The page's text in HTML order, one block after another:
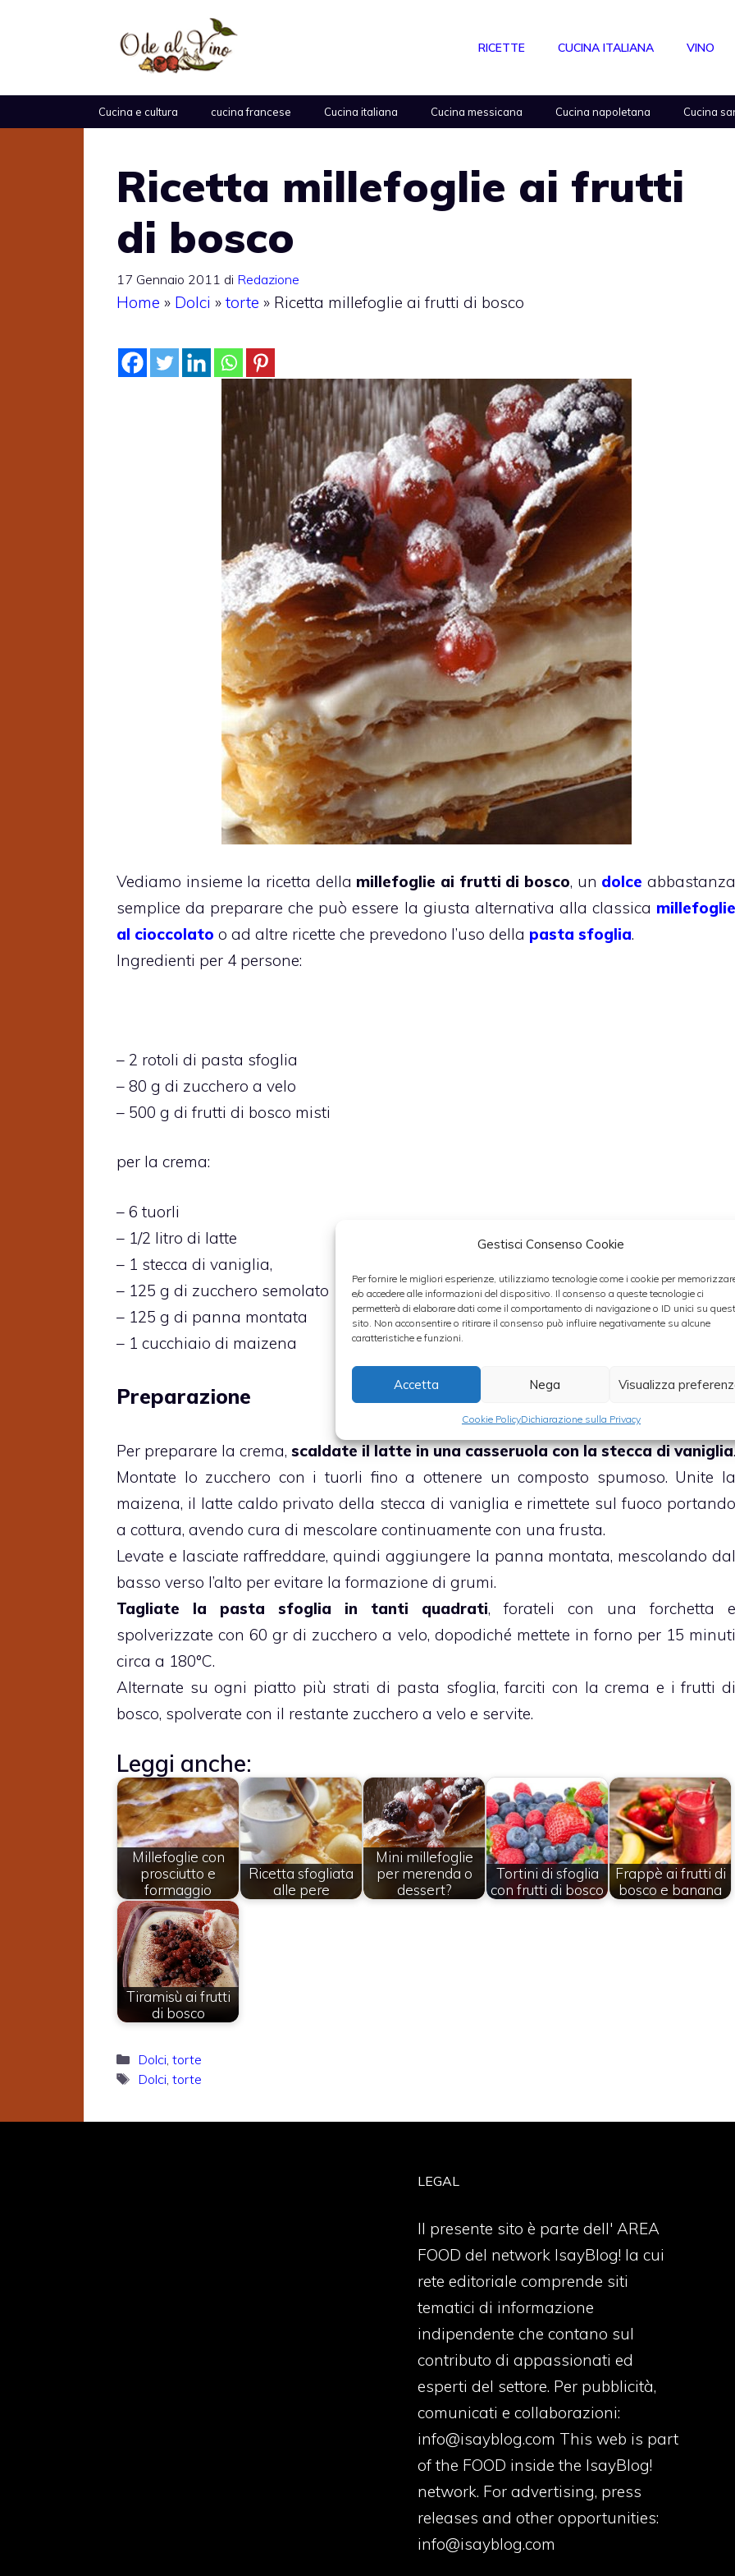
Gestisci Consenso Cookie
Per fornire le migliori esperienze, utilizziamo tecnologie come i cookie per
e/o accedere alle informazioni del dispositivo. Il consenso a queste tecnologie ci
permetterà di elaborare dati come il comportamento di navigazione o ID unici su
sito. Non acconsentire o ritirare il consenso può influire negativamente su alcune
caratteristiche e funzioni.
Accetta Nega Visualizza
Cookie PolicyDichiarazione sulla Privacy
RICETTE CUCINA ITALIANA VINO
Cucina e cultura cucina francese Cucina italiana Cucina messicana Cucina napoletana Cucina
Ricetta millefoglie ai frutti
di bosco
17 Gennaio 2011 di Redazione
Home » Dolci » torte » Ricetta millefoglie ai frutti di bosco
Vediamo insieme la ricetta della millefoglie ai frutti di bosco, un dolce abbastanza
semplice da preparare che può essere la giusta alternativa alla classica millefoglie
al cioccolato o ad altre ricette che prevedono l’uso della pasta sfoglia.
Ingredienti per 4 persone:
– 2 rotoli di pasta sfoglia
– 80 g di zucchero a velo
– 500 g di frutti di bosco misti
per la crema:
– 6 tuorli
– 1/2 litro di latte
– 1 stecca di vaniglia,
– 125 g di zucchero semolato
– 125 g di panna montata
– 1 cucchiaio di maizena
Preparazione
Per preparare la crema, scaldate il latte in una casseruola con la stecca di vaniglia.
Montate lo zucchero con i tuorli fino a ottenere un composto spumoso. Unite la
maizena, il latte caldo privato della stecca di vaniglia e rimettete sul fuoco portando
a cottura, avendo cura di mescolare continuamente con una frusta.
Levate e lasciate raffreddare, quindi aggiungere la panna montata, mescolando dal
basso verso l’alto per evitare la formazione di grumi.
Tagliate la pasta sfoglia in tanti quadrati, forateli con una forchetta e
spolverizzate con 60 gr di zucchero a velo, dopodiché mettete in forno per 15 minuti
circa a 180°C.
Alternate su ogni piatto più strati di pasta sfoglia, farciti con la crema e i frutti di
bosco, spolverate con il restante zucchero a velo e servite.
Leggi anche:
Millefoglie con
prosciutto e
formaggio
Ricetta sfogliata
alle pere
Mini millefoglie
per merenda o
dessert?
Tortini di sfoglia
con frutti di bosco
Frappè ai frutti di
bosco e banana
Tiramisù ai frutti
di bosco
Categorie
Dolci, torte
Tag
Dolci, torte
LEGAL
Il presente sito è parte dell' AREA
FOOD del network IsayBlog! la cui
rete editoriale comprende siti
tematici di informazione
indipendente che contano sul
contributo di appassionati ed
esperti del settore. Per pubblicità,
comunicati e collaborazioni:
info@isayblog.com This web is part
of the FOOD inside the IsayBlog!
network. For advertising, press
releases and other opportunities:
info@isayblog.com